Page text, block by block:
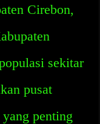
Cirebon,
sekitar
pusat
penting